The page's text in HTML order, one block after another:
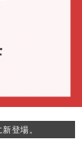
登場。